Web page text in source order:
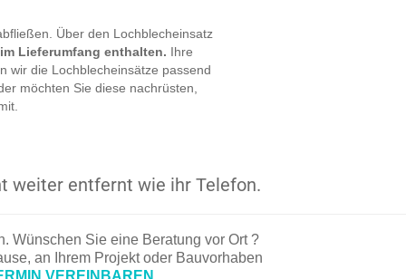
Über den Lochblecheinsatz
im Lieferumfang enthalten. Ihre
wir die Lochblecheinsätze passend
möchten Sie diese nachrüsten,
weiter entfernt wie ihr Telefon.
Wünschen Sie eine Beratung vor Ort ?
an Ihrem Projekt oder Bauvorhaben
VEREINBAREN.